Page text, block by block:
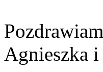
Agnieszka i